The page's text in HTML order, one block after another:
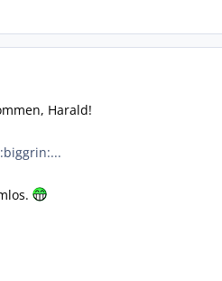
Harald!